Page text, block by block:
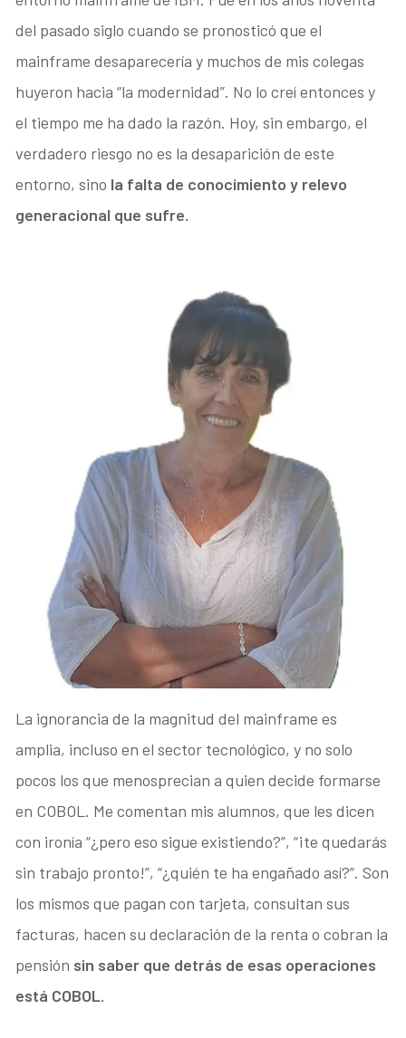
del pasado siglo cuando se pronosticó que el
mainframe desaparecería y muchos de mis colegas
huyeron hacia “la modernidad”. No lo creí entonces y
el tiempo me ha dado la razón. Hoy, sin embargo, el
verdadero riesgo no es la desaparición de este
entorno, sino la falta de conocimiento y relevo
generacional que sufre.
La ignorancia de la magnitud del mainframe es
amplia, incluso en el sector tecnológico, y no solo
pocos los que menosprecian a quien decide formarse
en COBOL. Me comentan mis alumnos, que les dicen
con ironía “¿pero eso sigue existiendo?”, “¡te quedarás
sin trabajo pronto!”, “¿quién te ha engañado así?”. Son
los mismos que pagan con tarjeta, consultan sus
facturas, hacen su declaración de la renta o cobran la
pensión sin saber que detrás de esas operaciones
está COBOL.